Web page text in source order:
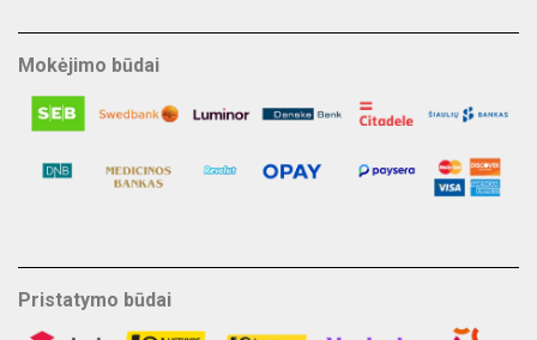
Mokėjimo būdai
Pristatymo būdai